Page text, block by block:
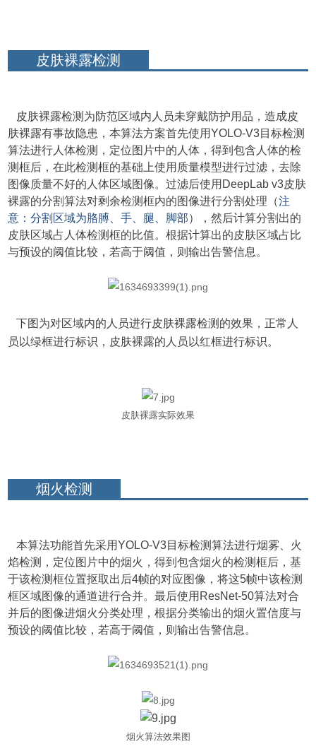
皮肤裸露检测
皮肤裸露检测为防范区域内人员未穿戴防护用品，造成皮
肤裸露有事故隐患，本算法方案首先使用YOLO-V3目标检测
算法进行人体检测，定位图片中的人体，得到包含人体的检
测框后，在此检测框的基础上使用质量模型进行过滤，去除
图像质量不好的人体区域图像。过滤后使用DeepLab v3皮肤
裸露的分割算法对剩余检测框内的图像进行分割处理（注
意：分割区域为胳膊、手、腿、脚部），然后计算分割出的
皮肤区域占人体检测框的比值。根据计算出的皮肤区域占比
与预设的阈值比较，若高于阈值，则输出告警信息。
下图为对区域内的人员进行皮肤裸露检测的效果，正常人
员以绿框进行标识，皮肤裸露的人员以红框进行标识。
皮肤裸露实际效果
烟火检测
本算法功能首先采用YOLO-V3目标检测算法进行烟雾、火
焰检测，定位图片中的烟火，得到包含烟火的检测框后，基
于该检测框位置抠取出后4帧的对应图像，将这5帧中该检测
框区域图像的通道进行合并。最后使用ResNet-50算法对合
并后的图像进烟火分类处理，根据分类输出的烟火置信度与
预设的阈值比较，若高于阈值，则输出告警信息。
烟火算法效果图